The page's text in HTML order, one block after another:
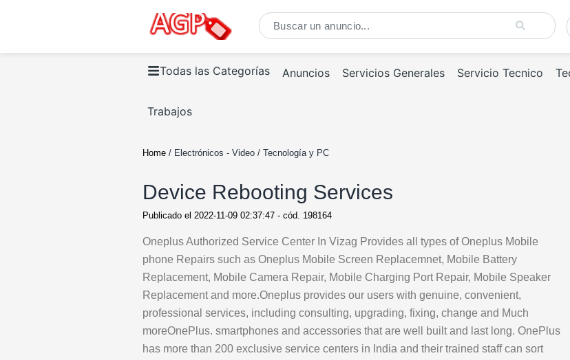
Todas las Categorías Anuncios Servicios Generales Servicio Tecnico
Trabajos
Home / Electrónicos - Video / Tecnología y PC
Device Rebooting Services
Publicado el 2022-11-09 02:37:47 - cód. 198164
Oneplus Authorized Service Center In Vizag Provides all types of Oneplus Mobile
phone Repairs such as Oneplus Mobile Screen Replacemnet, Mobile Battery
Replacement, Mobile Camera Repair, Mobile Charging Port Repair, Mobile Speaker
Replacement and more.Oneplus provides our users with genuine, convenient,
professional services, including consulting, upgrading, fixing, change and Much
moreOnePlus. smartphones and accessories that are well built and last long. OnePlus
has more than 200 exclusive service centers in India and their trained staff can sort